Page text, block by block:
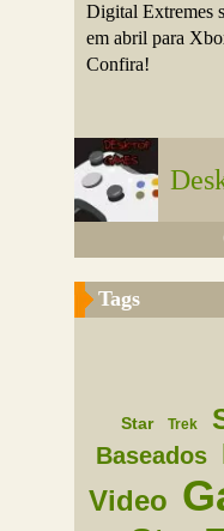
Digital Extremes
em abril para
Confira!
Tags
Star Trek
Baseados
Video